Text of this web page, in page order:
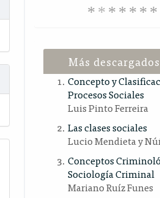
Más
Concepto y
Procesos Sociales
Luis Pinto Ferreira
Las clases sociales
Lucio Mendieta y
Conceptos
Sociología Criminal
Mariano Ruíz Funes